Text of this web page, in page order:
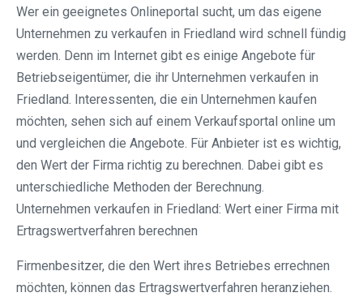
Wer ein geeignetes Onlineportal sucht, um das eigene
Unternehmen zu verkaufen in Friedland wird schnell fündig
werden. Denn im Internet gibt es einige Angebote für
Betriebseigentümer, die ihr Unternehmen verkaufen in
Friedland. Interessenten, die ein Unternehmen kaufen
möchten, sehen sich auf einem Verkaufsportal online um
und vergleichen die Angebote. Für Anbieter ist es wichtig,
den Wert der Firma richtig zu berechnen. Dabei gibt es
unterschiedliche Methoden der Berechnung.
Unternehmen verkaufen in Friedland: Wert einer Firma mit
Ertragswertverfahren berechnen
Firmenbesitzer, die den Wert ihres Betriebes errechnen
möchten, können das Ertragswertverfahren heranziehen.